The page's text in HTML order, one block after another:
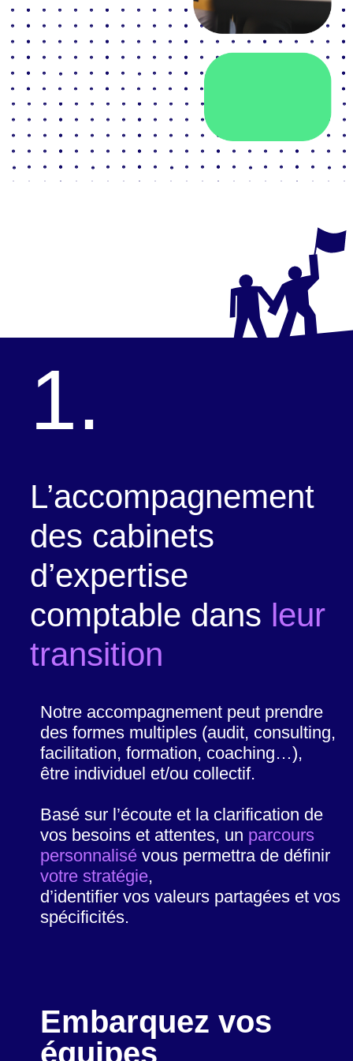
1.
L’accompagnement
des cabinets
d’expertise
comptable dans leur
transition
Notre accompagnement peut prendre
des formes multiples (audit, consulting,
facilitation, formation, coaching…),
être individuel et/ou collectif.
Basé sur l’écoute et la clarification de
vos besoins et attentes, un parcours
personnalisé vous permettra de définir
votre stratégie,
d’identifier vos valeurs partagées et vos
spécificités.
Embarquez vos
équipes